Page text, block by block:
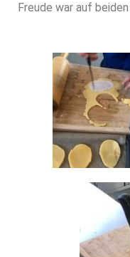
Freude war auf